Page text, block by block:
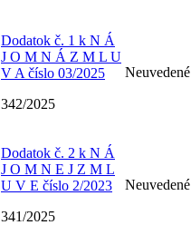
Dodatok č. 1 k N Á
J O M N Á Z M L U
V A číslo 03/2025
342/2025
Neuvedené
Dodatok č. 2 k N Á
J O M N E J Z M L
U V E číslo 2/2023
341/2025
Neuvedené